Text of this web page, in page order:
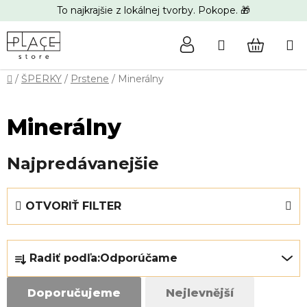
na
obsah
To najkrajšie z lokálnej tvorby. Pokope. 🎁
Hľadať
Domov
/ ŠPERKY / Prstene / Minerálny
Minerálny
Najpredávanejšie
a
d
Radiť podľa:Odporúčame
Doporučujeme Nejlevnější
OTVORIŤ FILTER
p
p
r